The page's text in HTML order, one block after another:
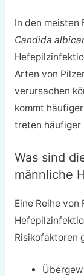
In den meisten
Candida
Arten von
verursachen
kommt
treten häufiger
Was sind
männliche
Eine Reihe
Risikofaktoren